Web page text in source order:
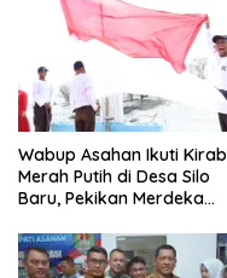
Wabup Asahan Ikuti Kirab
Merah Putih di Desa Silo
Baru, Pekikan Merdeka